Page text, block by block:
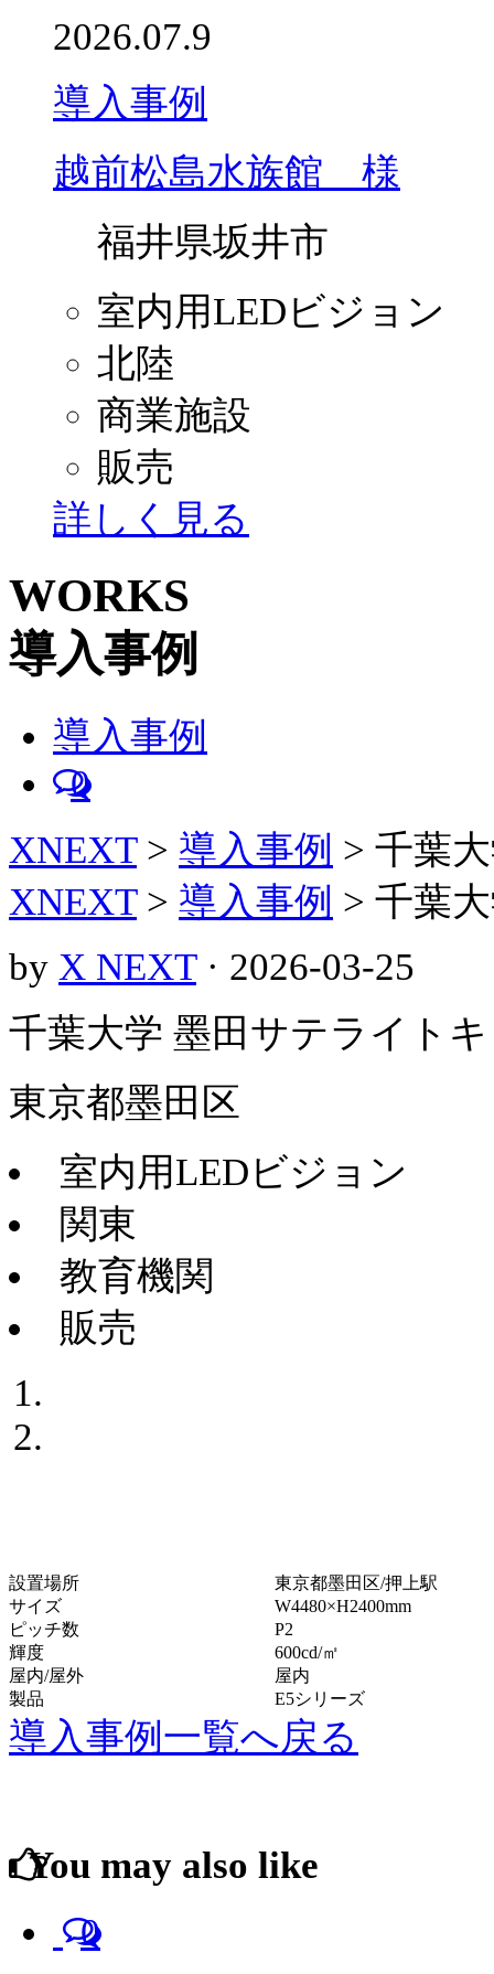
2026.07.9
導入事例
越前松島水族館 様
福井県坂井市
室内用LEDビジョン
北陸
商業施設
販売
詳しく見る
WORKS
導入事例
導入事例
0
XNEXT> 導入事例 > 千葉
XNEXT> 導入事例 > 千葉
by X NEXT· 2026-03-25
千葉大学 墨田サテライト
東京都墨田区
室内用LEDビジョン
関東
教育機関
販売
設置場所
東京都墨田区/押上駅
サイズ
W4480×H2400mm
ピッチ数
P2
輝度
600cd/㎡
屋内/屋外
屋内
製品
E5シリーズ
導入事例一覧へ戻る
You may also like
0